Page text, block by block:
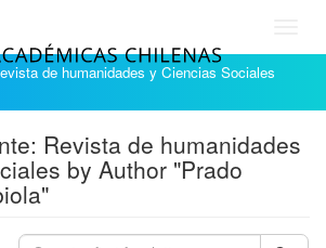
de humanidades y Ciencias Sociales
Revista de humanidades
by Author "Prado